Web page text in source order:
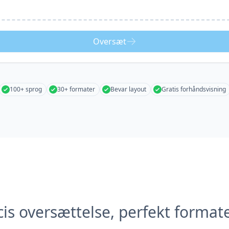
Oversæt
100+ sprog 30+ formater Bevar layout Gratis forhåndsvisning
oversættelse, perfekt